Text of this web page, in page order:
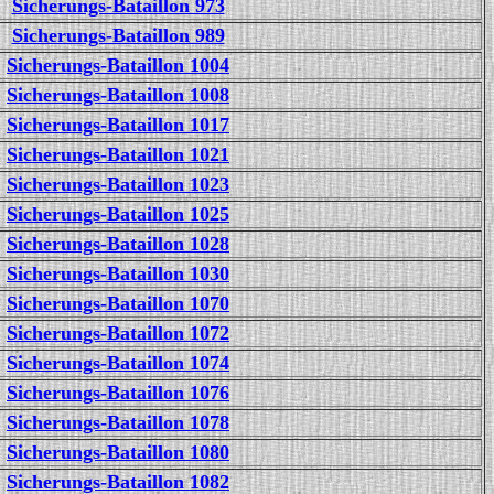
Sicherungs-Bataillon 973
Sicherungs-Bataillon 989
Sicherungs-Bataillon 1004
Sicherungs-Bataillon 1008
Sicherungs-Bataillon 1017
Sicherungs-Bataillon 1021
Sicherungs-Bataillon 1023
Sicherungs-Bataillon 1025
Sicherungs-Bataillon 1028
Sicherungs-Bataillon 1030
Sicherungs-Bataillon 1070
Sicherungs-Bataillon 1072
Sicherungs-Bataillon 1074
Sicherungs-Bataillon 1076
Sicherungs-Bataillon 1078
Sicherungs-Bataillon 1080
Sicherungs-Bataillon 1082